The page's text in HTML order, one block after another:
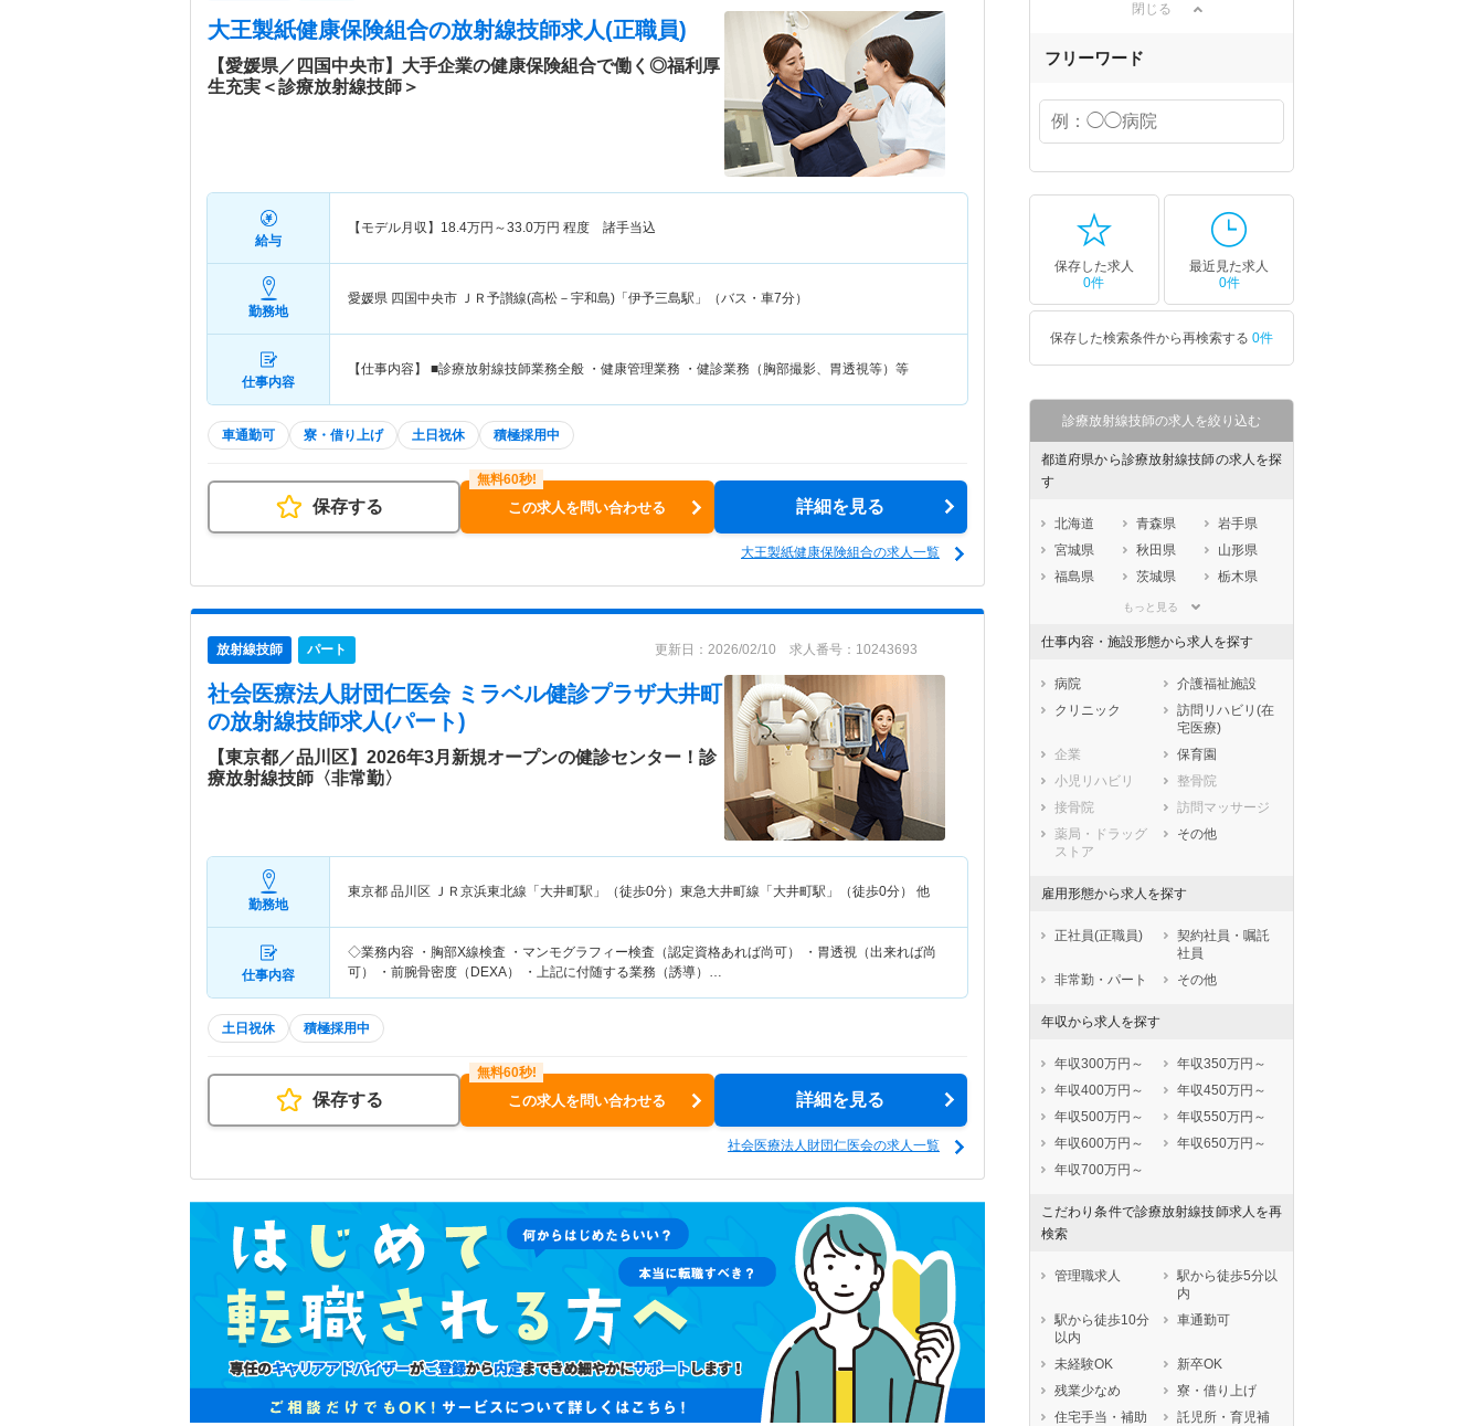
大王製紙健康保険組合の放射線技師求人(正職員)
【愛媛県／四国中央市】大手企業の健康保険組合で働く◎福利厚
生充実＜診療放射線技師＞
給与
【モデル月収】 18.4万円～33.0万円 程度 諸手当込
勤務地
愛媛県 四国中央市 ＪＲ予讃線(高松－宇和島)「伊予三島駅」（バス・車7分）
仕事内容
【仕事内容】 ■診療放射線技師業務全般 ・健康管理業務 ・健診業務（胸部撮影、胃透視等）等
車通勤可 寮・借り上げ 土日祝休 積極採用中
保存する この求人を問い合わせる 詳細を見る
大王製紙健康保険組合の求人一覧
放射線技師 パート 更新日：2026/02/10 求人番号：10243693
社会医療法人財団仁医会 ミラベル健診プラザ大井町
の放射線技師求人(パート)
【東京都／品川区】2026年3月新規オープンの健診センター！診
療放射線技師〈非常勤〉
勤務地
東京都 品川区 ＪＲ京浜東北線「大井町駅」（徒歩0分）東急大井町線「大井町駅」（徒歩0分） 他
仕事内容
◇業務内容 ・胸部X線検査 ・マンモグラフィー検査（認定資格あれば尚可） ・胃透視（出来れば尚
可） ・前腕骨密度（DEXA） ・上記に付随する業務（誘導）…
土日祝休 積極採用中
保存する この求人を問い合わせる 詳細を見る
社会医療法人財団仁医会の求人一覧
閉じる
フリーワード
保存した求人
0件
最近見た求人
0件
保存した検索条件から再検索する 0件
診療放射線技師の求人を絞り込む
都道府県から診療放射線技師の求人を探
す
北海道 青森県
岩手県
宮城県
秋田県
山形県
福島県
茨城県
栃木県
埼玉県
石川県
福井県
岐阜県
静岡県
愛知県
三重県
大阪府
兵庫県
奈良県
鳥取県
島根県
広島県
山口県
徳島県
香川県
愛媛県
熊本県
大分県
もっと見る
仕事内容・施設形態から求人を探す
病院
介護福祉施設
クリニック
訪問リハビリ(在
宅医療)
企業
保育園
小児リハビリ
整骨院
接骨院
訪問マッサージ
薬局・ドラッグ
ストア
その他
雇用形態から求人を探す
正社員(正職員)
契約社員・嘱託
社員
非常勤・パート
その他
年収から求人を探す
年収300万円～
年収350万円～
年収400万円～
年収450万円～
年収500万円～
年収550万円～
年収600万円～
年収650万円～
年収700万円～
こだわり条件で診療放射線技師求人を再
検索
管理職求人
駅から徒歩5分以
内
駅から徒歩10分
以内
車通勤可
未経験OK
新卒OK
残業少なめ
寮・借り上げ
住宅手当・補助
託児所・育児補